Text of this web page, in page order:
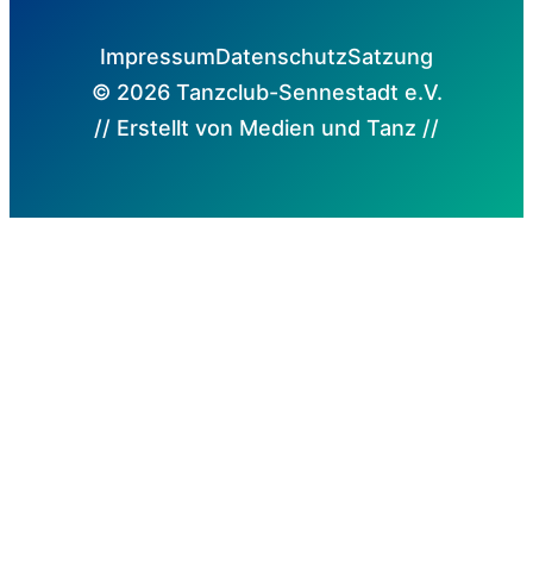
ImpressumDatenschutzSatzung
© 2026 Tanzclub-Sennestadt e.V.
// Erstellt von Medien und Tanz //